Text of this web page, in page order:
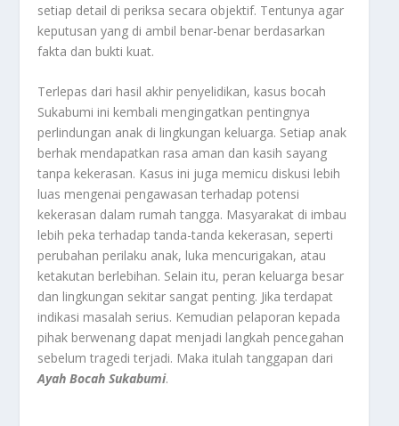
setiap detail di periksa secara objektif. Tentunya agar
keputusan yang di ambil benar-benar berdasarkan
fakta dan bukti kuat.
Terlepas dari hasil akhir penyelidikan, kasus bocah
Sukabumi ini kembali mengingatkan pentingnya
perlindungan anak di lingkungan keluarga. Setiap anak
berhak mendapatkan rasa aman dan kasih sayang
tanpa kekerasan. Kasus ini juga memicu diskusi lebih
luas mengenai pengawasan terhadap potensi
kekerasan dalam rumah tangga. Masyarakat di imbau
lebih peka terhadap tanda-tanda kekerasan, seperti
perubahan perilaku anak, luka mencurigakan, atau
ketakutan berlebihan. Selain itu, peran keluarga besar
dan lingkungan sekitar sangat penting. Jika terdapat
indikasi masalah serius. Kemudian pelaporan kepada
pihak berwenang dapat menjadi langkah pencegahan
sebelum tragedi terjadi. Maka itulah tanggapan dari
Ayah Bocah Sukabumi.